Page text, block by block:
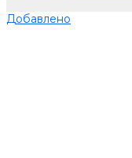
Добавлено